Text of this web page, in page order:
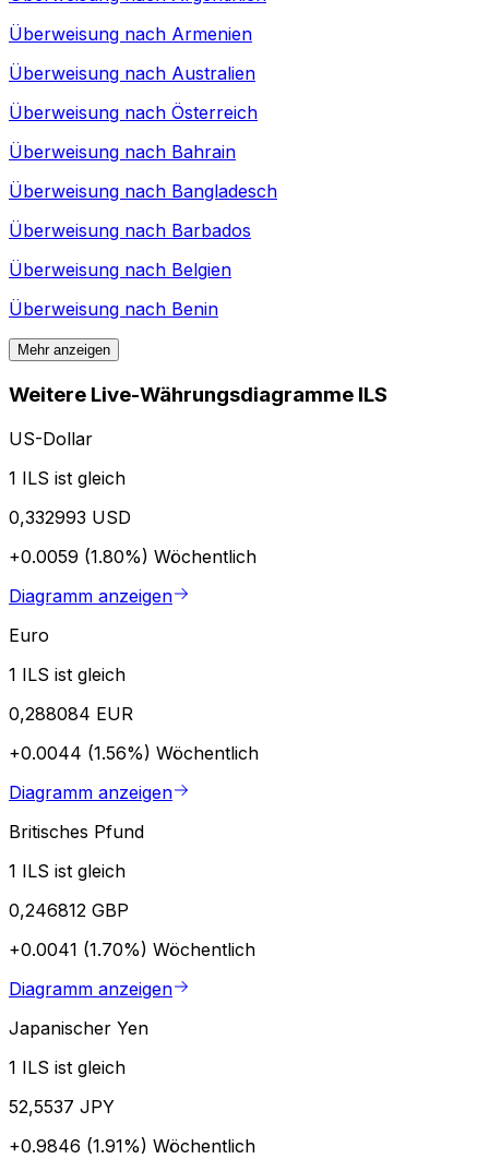
Überweisung nach Armenien
Überweisung nach Australien
Überweisung nach Österreich
Überweisung nach Bahrain
Überweisung nach Bangladesch
Überweisung nach Barbados
Überweisung nach Belgien
Überweisung nach Benin
Mehr anzeigen
Weitere Live-Währungsdiagramme ILS
US-Dollar
1 ILS ist gleich
0,332993 USD
+0.0059 (1.80%) Wöchentlich
Diagramm anzeigen
Euro
1 ILS ist gleich
0,288084 EUR
+0.0044 (1.56%) Wöchentlich
Diagramm anzeigen
Britisches Pfund
1 ILS ist gleich
0,246812 GBP
+0.0041 (1.70%) Wöchentlich
Diagramm anzeigen
Japanischer Yen
1 ILS ist gleich
52,5537 JPY
+0.9846 (1.91%) Wöchentlich